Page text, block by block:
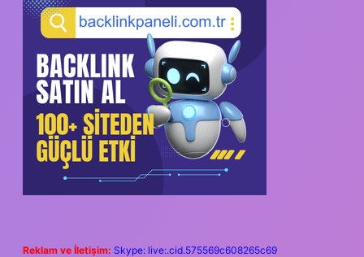
Reklam ve İletişim: Skype: live:.cid.575569c608265c69